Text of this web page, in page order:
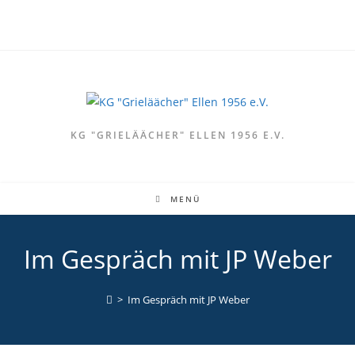
KG "GRIELÄÄCHER" ELLEN 1956 E.V.
MENÜ
Im Gespräch mit JP Weber
> Im Gespräch mit JP Weber